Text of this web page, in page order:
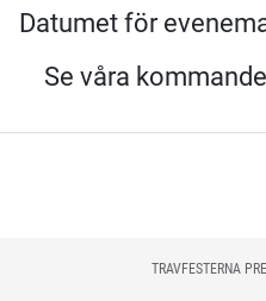
Datumet för
Se våra
TRAVFESTERNA